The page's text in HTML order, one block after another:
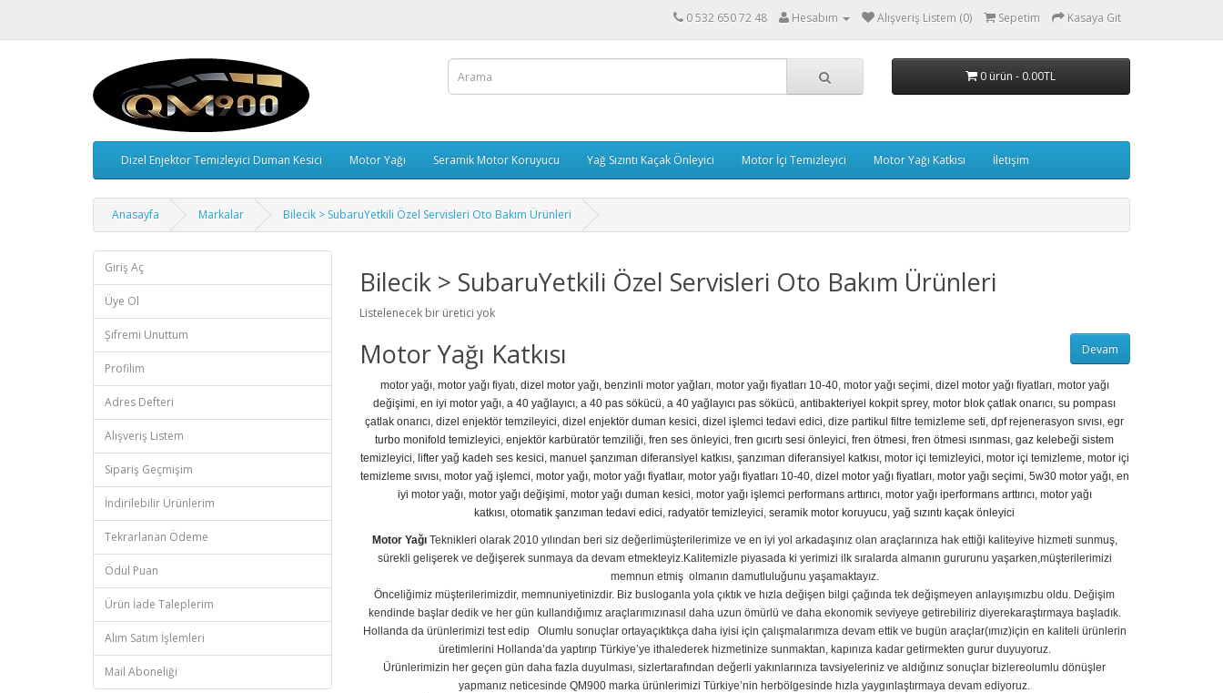
0 532 650 72 48 Hesabım Alışveriş Listem (0) Sepetim Kasaya Git
0 ürün - 0.00TL
Dizel Enjektor Temizleyici Duman Kesici Motor Yağı Seramik Motor Koruyucu Yağ Sızıntı Kaçak Önleyici Motor İçi Temizleyici Motor Yağı Katkısı İletişim
Anasayfa Markalar Bilecik > SubaruYetkili Özel Servisleri Oto Bakım Ürünleri
Giriş Aç
Üye Ol
Şifremi Unuttum
Profilim
Adres Defteri
Alışveriş Listem
Sipariş Geçmişim
İndirilebilir Ürünlerim
Tekrarlanan Ödeme
Ödül Puan
Ürün İade Taleplerim
Alım Satım İşlemleri
Mail Aboneliği
Bilecik > SubaruYetkili Özel Servisleri Oto Bakım Ürünleri
Listelenecek bir üretici yok
Devam
Motor Yağı Katkısı
motor yağı, motor yağı fiyatı, dizel motor yağı, benzinli motor yağları, motor yağı fiyatları 10-40, motor yağı seçimi, dizel motor yağı fiyatları, motor yağı
değişimi,en iyi motor yağı,a 40 yağlayıcı,a 40 pas sökücü,a 40 yağlayıcı pas sökücü,antibakteriyel kokpit sprey,motor blok çatlak onarıcı,su pompası
çatlak onarıcı,dizel enjektör temzileyici,dizel enjektör duman kesici,dizel işlemci tedavi edici,dize partikul filtre temizleme seti,dpf rejenerasyon sıvısı,egr
turbo monifold temizleyici,enjektör karbüratör temziliği,fren ses önleyici,fren gıcırtı sesi önleyici,fren ötmesi,fren ötmesi ısınması,gaz kelebeği sistem
temizleyici, lifter yağ kadeh ses kesici, manuel şanzıman diferansiyel katkısı, şanzıman diferansiyel katkısı, motor içi temizleyici, motor içi temizleme, motor içi
temizleme sıvısı, motor yağ işlemci, motor yağı, motor yağı fiyatlaır, motor yağı fiyatları 10-40, dizel motor yağı fiyatları, motor yağı seçimi, 5w30 motor yağı, en
iyi motor yağı, motor yağı değişimi, motor yağı duman kesici, motor yağı işlemci performans arttırıcı, motor yağı iperformans arttırıcı, motor yağı
katkısı,otomatik şanzıman tedavi edici,radyatör temizleyici,seramik motor koruyucu,yağ sızıntı kaçak önleyici
Motor YağıTeknikleri olarak 2010 yılından beri siz değerlimüşterilerimize ve en iyi yol arkadaşınız olan araçlarınıza hak ettiği kaliteyive hizmeti sunmuş,
sürekli gelişerek ve değişerek sunmaya da devam etmekteyiz.Kalitemizle piyasada ki yerimizi ilk sıralarda almanın gururunu yaşarken,müşterilerimizi
memnun etmiş olmanın damutluluğunu yaşamaktayız.
Önceliğimiz müşterilerimizdir, memnuniyetinizdir. Biz busloganla yola çıktık ve hızla değişen bilgi çağında tek değişmeyen anlayışımızbu oldu. Değişim
kendinde başlar dedik ve her gün kullandığımız araçlarımızınasıl daha uzun ömürlü ve daha ekonomik seviyeye getirebiliriz diyerekaraştırmaya başladık.
Hollanda da ürünlerimizi test edip Olumlu sonuçlar ortayaçıktıkça daha iyisi için çalışmalarımıza devam ettik ve bugün araçlar(ımız)için en kaliteli ürünlerin
üretimlerini Hollanda’da yaptırıp Türkiye’ye ithalederek hizmetinize sunmaktan, kapınıza kadar getirmekten gurur duyuyoruz.
Ürünlerimizin her geçen gün daha fazla duyulması, sizlertarafından değerli yakınlarınıza tavsiyeleriniz ve aldığınız sonuçlar bizlereolumlu dönüşler
yapmanız neticesinde QM900 marka ürünlerimizi Türkiye’nin herbölgesinde hızla yaygınlaştırmaya devam ediyoruz.